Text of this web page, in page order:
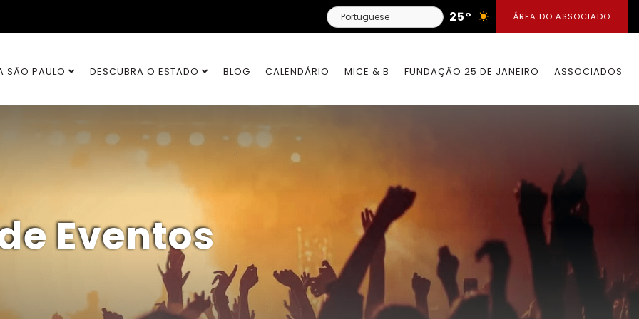
25° ÁREA DO ASSOCIADO
SÃO PAULO DESCUBRA O ESTADO BLOG CALENDÁRIO MICE & B FUNDAÇÃO 25 DE JANEIRO ASSOCIADOS
Eventos